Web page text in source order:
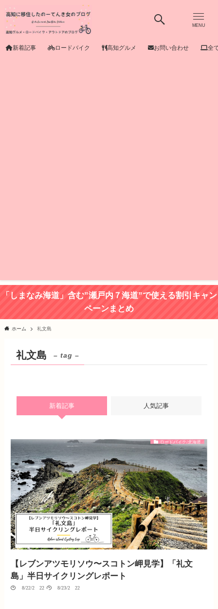
MENU
新着記事 ロードバイク 高知グルメ お問い合わせ 全
「しまなみ海道」含む”瀬戸内７海道”で使える割引キャン
ペーンまとめ
ホーム 礼文島
礼文島 – tag –
新着記事 人気記事
ロードバイク/北海道
【レブンアツモリソウ〜スコトン岬見学】「礼文
島」半日サイクリングレポート
08/22/2022 08/23/2022